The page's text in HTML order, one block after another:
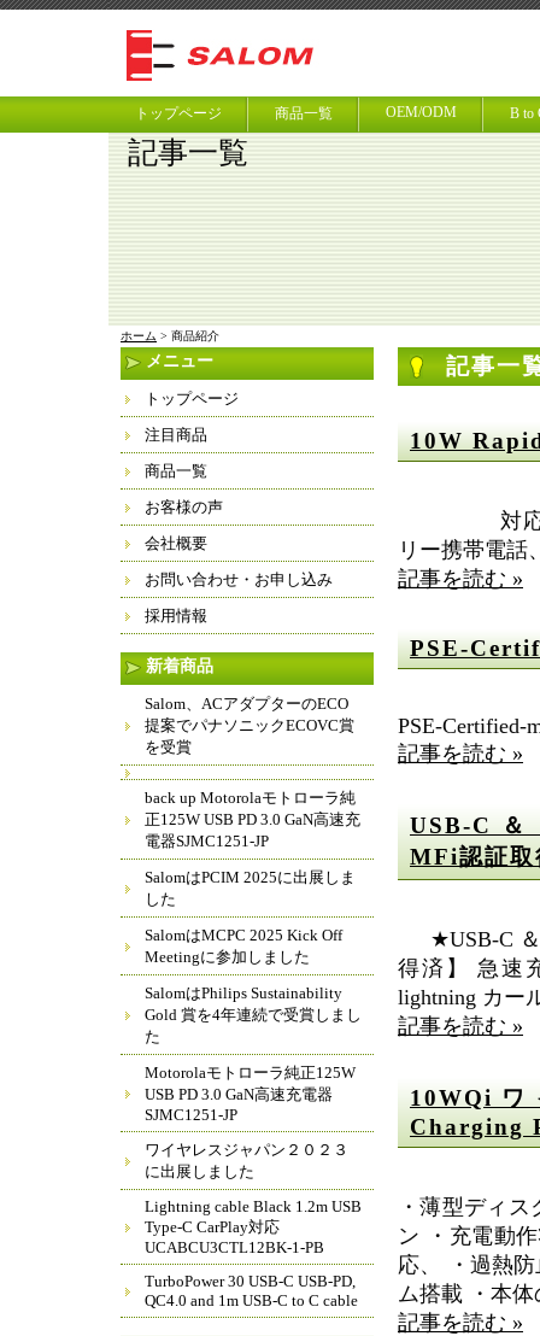
トップページ 商品一覧 OEM/ODM B to
記事一覧
ホーム > 商品紹介
記事一
10W
対応機器
リー携帯電話
記事を読む »
PSE-
PSE-Certified-
記事を読む »
USB-C ＆
MFi認証取
★USB-C ＆
得済】 急速
lightning カー
記事を読む »
10WQi
Charging
・薄型ディ
ン ・充電動
応、 ・過熱
ム搭載 ・本
記事を読む »
メニュー
トップページ
注目商品
商品一覧
お客様の声
会社概要
お問い合わせ・お申し込み
採用情報
新着商品
Salom、ACアダプターのECO
提案でパナソニックECOVC賞
を受賞
back up Motorolaモトローラ純
正125W USB PD 3.0 GaN高速充
電器SJMC1251-JP
SalomはPCIM 2025に出展しま
した
SalomはMCPC 2025 Kick Off
Meetingに参加しました
SalomはPhilips Sustainability
Gold 賞を4年連続で受賞しまし
た
Motorolaモトローラ純正125W
USB PD 3.0 GaN高速充電器
SJMC1251-JP
ワイヤレスジャパン２０２３
に出展しました
Lightning cable Black 1.2m USB
Type-C CarPlay対応
UCABCU3CTL12BK-1-PB
TurboPower 30 USB-C USB-PD,
QC4.0 and 1m USB-C to C cable